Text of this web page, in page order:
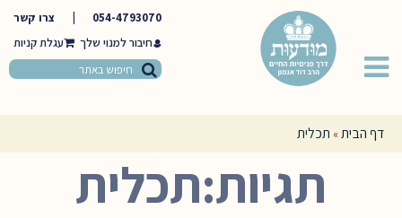
054-4793070
צרו קשר
חיבור למנוי שלך
דף הבית» תכלית
תגיות:תכלית